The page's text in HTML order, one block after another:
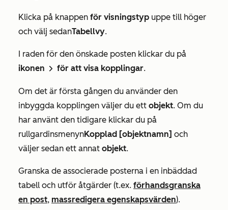
Klicka på knappen för visningstyp uppe till höger
och välj sedanTabellvy.
I raden för den önskade posten klickar du på
ikonen
rightCaret för att visa kopplingar.
Om det är första gången du använder den
inbyggda kopplingen väljer du ett objekt. Om du
har använt den tidigare klickar du på
rullgardinsmenynKopplad [objektnamn] och
väljer sedan ett annat objekt.
Granska de associerade posterna i en inbäddad
tabell och utför åtgärder (t.ex. förhandsgranska
en post, massredigera egenskapsvärden).